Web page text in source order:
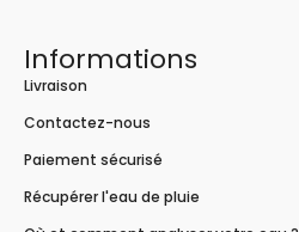
Informations
Livraison
Contactez-nous
Paiement sécurisé
Récupérer l'eau de pluie